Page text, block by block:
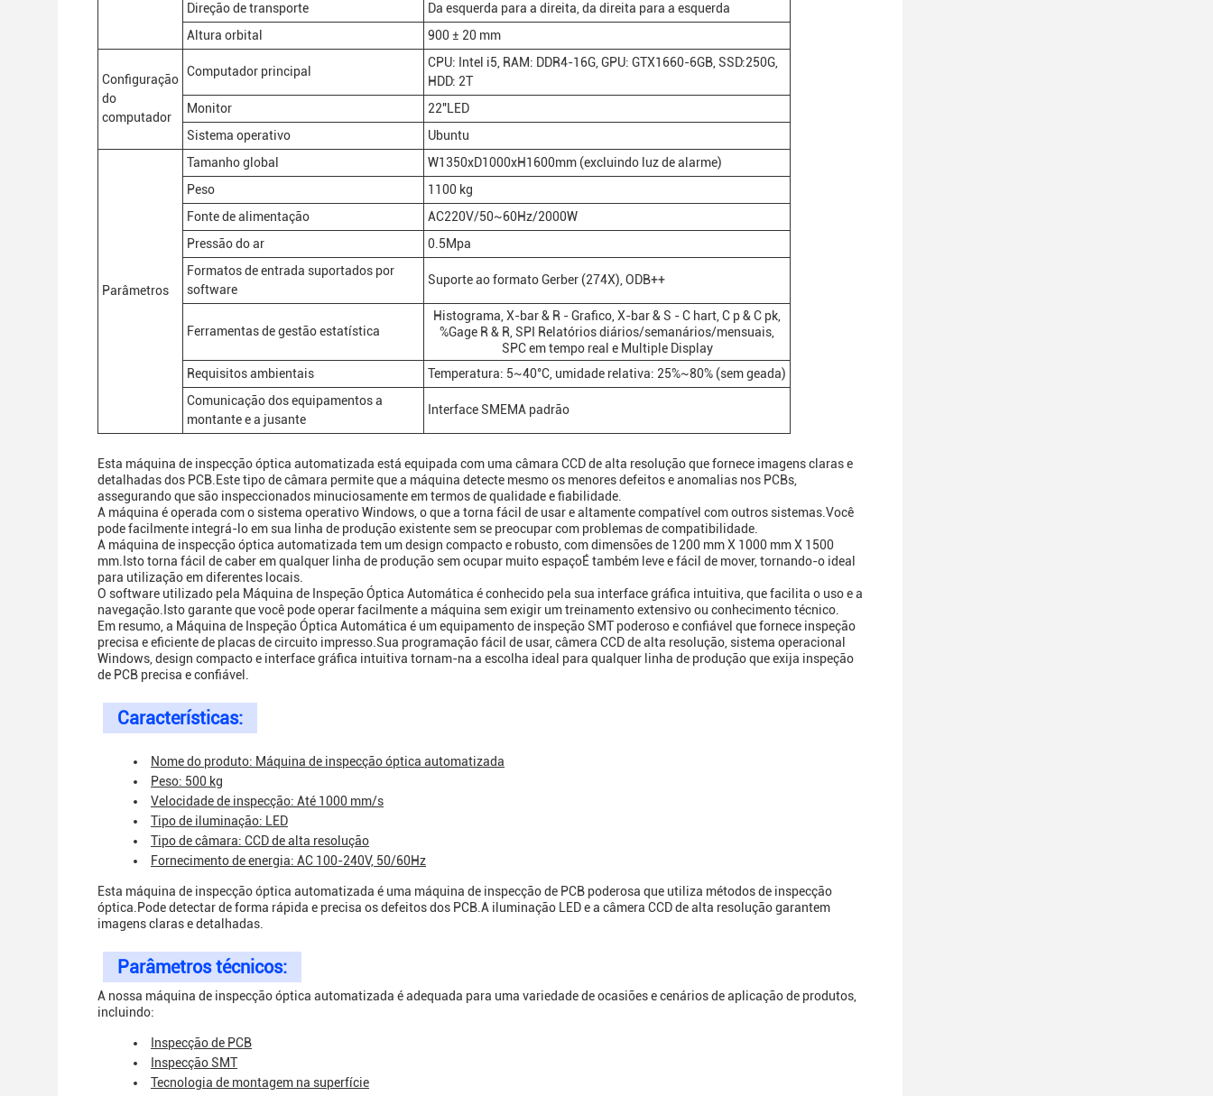
Direção de transporte
Da esquerda para a direita, da direita para a esquerda
Altura orbital
900 ± 20 mm
Configuração
do
computador
Computador principal
CPU: Intel i5, RAM: DDR4-16G, GPU: GTX1660-6GB, SSD:250G,
HDD: 2T
Monitor
22"LED
Sistema operativo
Ubuntu
Parâmetros
Tamanho global
W1350xD1000xH1600mm (excluindo luz de alarme)
Peso
1100 kg
Fonte de alimentação
AC220V/50~60Hz/2000W
Pressão do ar
0.5Mpa
Formatos de entrada suportados por
software
Suporte ao formato Gerber (274X), ODB++
Ferramentas de gestão estatística
Histograma, X-bar & R - Grafico, X-bar & S - C hart, C p & C pk,
%Gage R & R, SPI Relatórios diários/semanários/mensuais,
SPC em tempo real e Multiple Display
Requisitos ambientais
Temperatura: 5~40°C, umidade relativa: 25%~80% (sem geada)
Comunicação dos equipamentos a
montante e a jusante
Interface SMEMA padrão
Esta máquina de inspecção óptica automatizada está equipada com uma câmara CCD de alta resolução que fornece imagens claras e
detalhadas dos PCB.Este tipo de câmara permite que a máquina detecte mesmo os menores defeitos e anomalias nos PCBs,
assegurando que são inspeccionados minuciosamente em termos de qualidade e fiabilidade.
A máquina é operada com o sistema operativo Windows, o que a torna fácil de usar e altamente compatível com outros sistemas.Você
pode facilmente integrá-lo em sua linha de produção existente sem se preocupar com problemas de compatibilidade.
A máquina de inspecção óptica automatizada tem um design compacto e robusto, com dimensões de 1200 mm X 1000 mm X 1500
mm.Isto torna fácil de caber em qualquer linha de produção sem ocupar muito espaçoÉ também leve e fácil de mover, tornando-o ideal
para utilização em diferentes locais.
O software utilizado pela Máquina de Inspeção Óptica Automática é conhecido pela sua interface gráfica intuitiva, que facilita o uso e a
navegação.Isto garante que você pode operar facilmente a máquina sem exigir um treinamento extensivo ou conhecimento técnico.
Em resumo, a Máquina de Inspeção Óptica Automática é um equipamento de inspeção SMT poderoso e confiável que fornece inspeção
precisa e eficiente de placas de circuito impresso.Sua programação fácil de usar, câmera CCD de alta resolução, sistema operacional
Windows, design compacto e interface gráfica intuitiva tornam-na a escolha ideal para qualquer linha de produção que exija inspeção
de PCB precisa e confiável.
Características:
Nome do produto: Máquina de inspecção óptica automatizada
Peso: 500 kg
Velocidade de inspecção: Até 1000 mm/s
Tipo de iluminação: LED
Tipo de câmara: CCD de alta resolução
Fornecimento de energia: AC 100-240V, 50/60Hz
Esta máquina de inspecção óptica automatizada é uma máquina de inspecção de PCB poderosa que utiliza métodos de inspecção
óptica.Pode detectar de forma rápida e precisa os defeitos dos PCB.A iluminação LED e a câmera CCD de alta resolução garantem
imagens claras e detalhadas.
Parâmetros técnicos:
A nossa máquina de inspecção óptica automatizada é adequada para uma variedade de ocasiões e cenários de aplicação de produtos,
incluindo:
Inspecção de PCB
Inspecção SMT
Tecnologia de montagem na superfície